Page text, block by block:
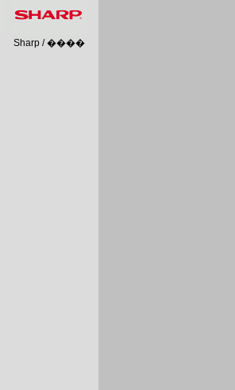
Sharp / ����